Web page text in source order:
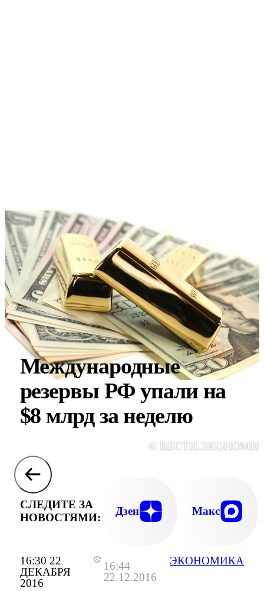
16:30 22
ДЕКАБРЯ
2016
16:44
22.12.2016
ЭКОНОМИКА
Международные
резервы РФ упали на
$8 млрд за неделю
©
СЛЕДИТЕ ЗА
НОВОСТЯМИ:
Дзен Макс